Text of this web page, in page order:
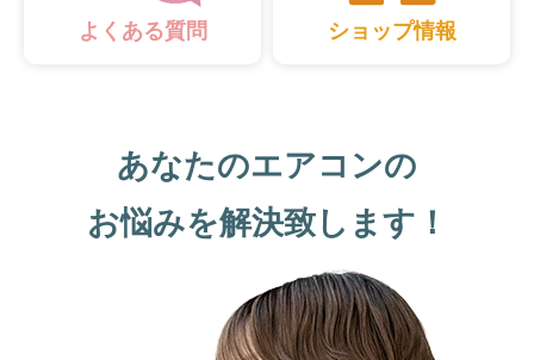
よくある質問 ショップ情報
あなたのエアコンの
お悩みを解決致します！